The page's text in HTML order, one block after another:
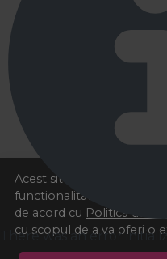
Acest site foloseste
functionalitatea dorita.
de acord cu Politica de
cu scopul de a va oferi o
There was an error